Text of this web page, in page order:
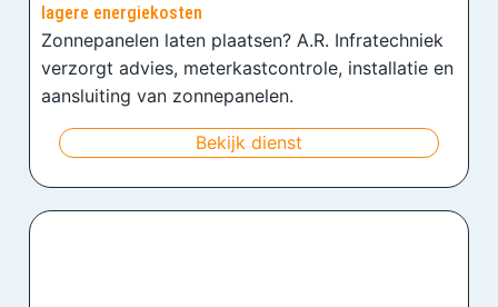
lagere energiekosten
Zonnepanelen laten plaatsen? A.R. Infratechniek
verzorgt advies, meterkastcontrole, installatie en
aansluiting van zonnepanelen.
Bekijk dienst